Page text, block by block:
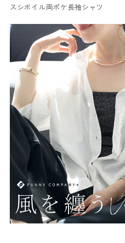
スシボイル両ポケ長袖シャツ